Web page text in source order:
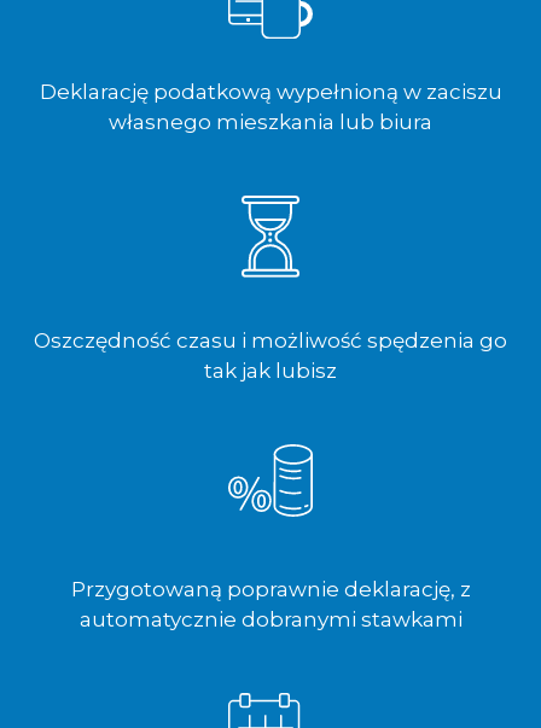
Deklarację podatkową wypełnioną w zaciszu
własnego mieszkania lub biura
Oszczędność czasu i możliwość spędzenia go
tak jak lubisz
Przygotowaną poprawnie deklarację, z
automatycznie dobranymi stawkami